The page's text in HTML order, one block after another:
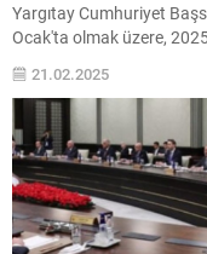
Yargıtay Cumhuriyet
Ocak'ta olmak üzere,
21.02.2025